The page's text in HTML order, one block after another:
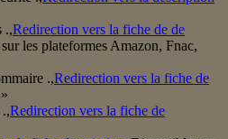
.,Redirection vers la fiche de de
les plateformes Amazon, Fnac,
.,Redirection vers la fiche de
Redirection vers la fiche de